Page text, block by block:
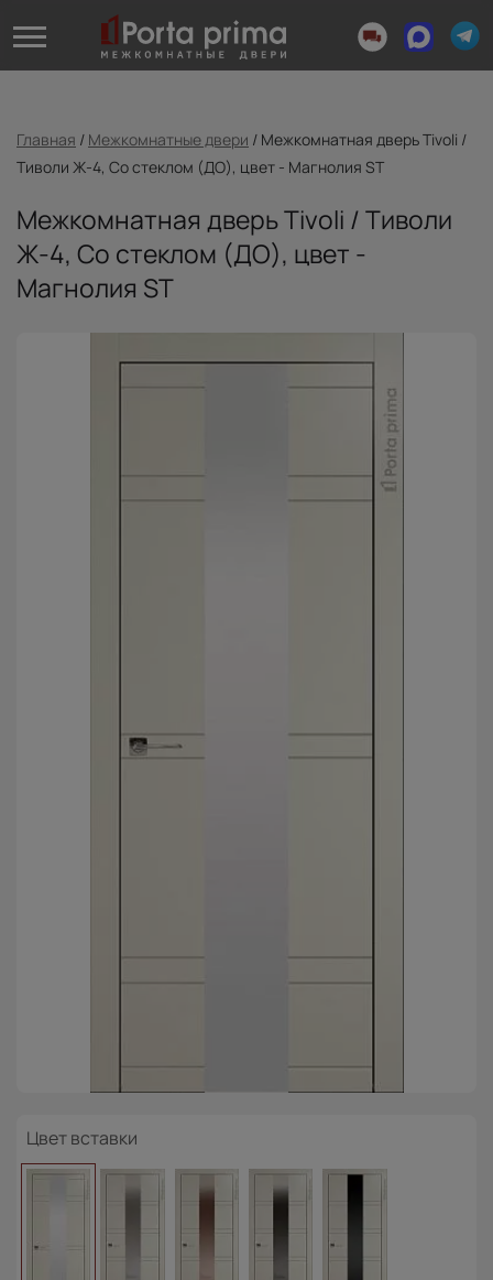
Главная / Межкомнатные двери / Межкомнатная дверь Tivoli /
Тиволи Ж-4, Со стеклом (ДО), цвет - Магнолия ST
Межкомнатная дверь Tivoli / Тиволи
Ж-4, Со стеклом (ДО), цвет -
Магнолия ST
Цвет вставки